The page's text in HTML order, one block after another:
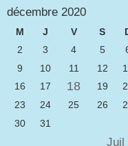
décembre 2020
M J V S
2 3 4 5
9 10 11 12
16 17 18 19
23 24 25 26
30 31
Juil